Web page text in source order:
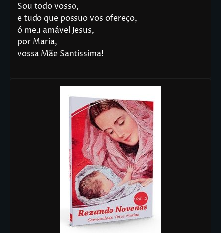
Sou todo vosso,
e tudo que possuo vos ofereço,
ó meu amável Jesus,
por Maria,
vossa Mãe Santíssima!